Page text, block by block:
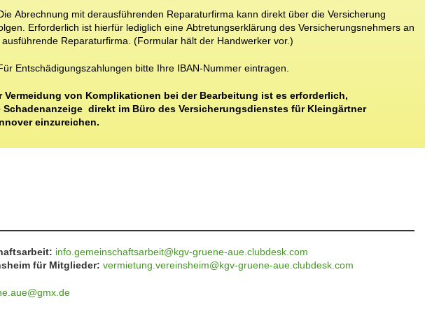
Abrechnung mit derausführenden Reparaturfirma kann direkt über die Versicherung
Erforderlich ist hierfür lediglich eine Abtretungserklärung des Versicherungsnehmers an
ausführende Reparaturfirma. (Formular hält der Handwerker vor.)
Entschädigungszahlungen bitte Ihre IBAN-Nummer eintragen.
Vermeidung von Komplikationen bei der Bearbeitung ist es erforderlich,
Schadenanzeige direkt im Büro des Versicherungsdienstes für Kleingärtner
einzureichen.
info.gemeinschaftsarbeit@kgv-gruene-aue.clubdesk.com
für Mitglieder: vermietung.vereinsheim@kgv-gruene-aue.clubdesk.com